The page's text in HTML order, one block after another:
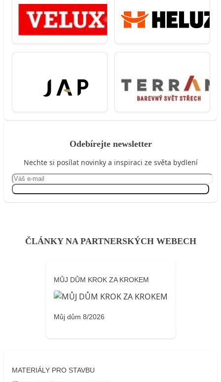
Odebírejte newsletter
Nechte si posílat novinky a inspiraci ze světa bydlení
ČLÁNKY NA PARTNERSKÝCH WEBECH
MŮJ DŮM KROK ZA KROKEM
Můj dům 8/2026
MATERIÁLY PRO STAVBU